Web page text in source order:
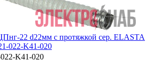
22 d22мм с протяжкой сер. ELASTA
022-K41-020
K41-020